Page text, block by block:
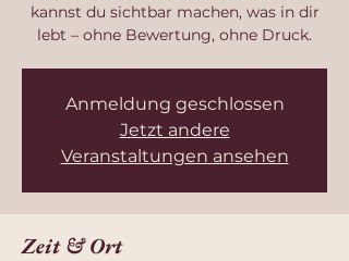
kannst du sichtbar machen, was in dir
lebt – ohne Bewertung, ohne Druck.
Anmeldung geschlossen
Jetzt andere
Veranstaltungen ansehen
Zeit & Ort